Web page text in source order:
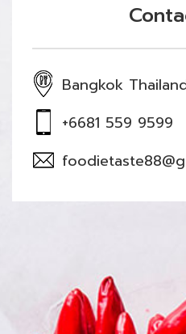
Bangkok
+6681 559 9599